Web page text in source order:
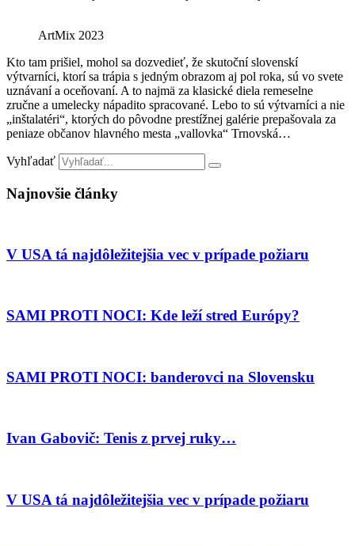
ArtMix 2023
Kto tam prišiel, mohol sa dozvedieť, že skutoční slovenskí
výtvarníci, ktorí sa trápia s jedným obrazom aj pol roka, sú vo svete
uznávaní a oceňovaní. A to najmä za klasické diela remeselne
zručne a umelecky nápadito spracované. Lebo to sú výtvarníci a nie
„inštalatéri“, ktorých do pôvodne prestížnej galérie prepašovala za
peniaze občanov hlavného mesta „vallovka“ Trnovská…
Vyhľadať
Najnovšie články
V USA tá najdôležitejšia vec v prípade požiaru
SAMI PROTI NOCI: Kde leží stred Európy?
SAMI PROTI NOCI: banderovci na Slovensku
Ivan Gabovič: Tenis z prvej ruky…
V USA tá najdôležitejšia vec v prípade požiaru